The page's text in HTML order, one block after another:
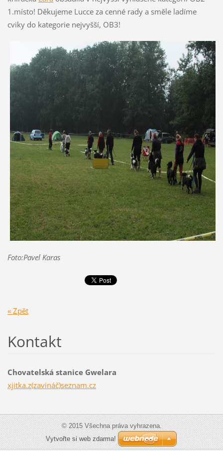
1.místo! Děkujeme Lucce za cenné rady a směle ladíme
cviky do kategorie nejvyšší, OB3!
Foto:Pavel Karas
« Zpět
Kontakt
Chovatelská stanice Gwelara
xjitka.z(zavináč)seznam.cz
© 2015 Všechna práva vyhrazena.
Vytvořte si web zdarma!